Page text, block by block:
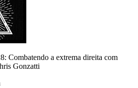
Combatendo a extrema direita com
Gonzatti